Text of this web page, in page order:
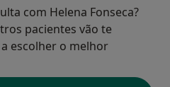
com Helena Fonseca?
pacientes vão te
escolher o melhor